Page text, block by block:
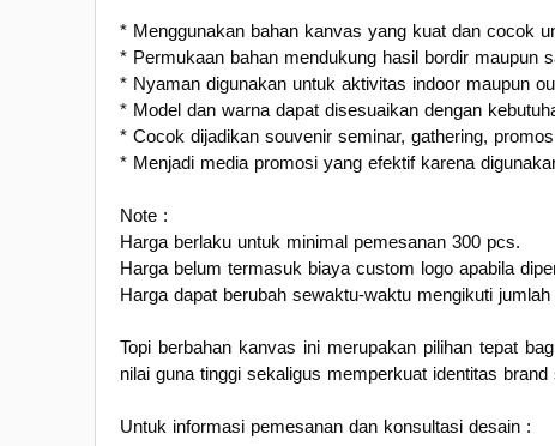
* Menggunakan bahan kanvas yang kuat dan cocok
* Permukaan bahan mendukung hasil bordir maupun
* Nyaman digunakan untuk aktivitas indoor maupun
* Model dan warna dapat disesuaikan dengan
* Cocok dijadikan souvenir seminar, gathering,
* Menjadi media promosi yang efektif karena
Note :
Harga berlaku untuk minimal pemesanan 300 pcs.
Harga belum termasuk biaya custom logo apabila
Harga dapat berubah sewaktu-waktu mengikuti
Topi berbahan kanvas ini merupakan pilihan tepat
nilai guna tinggi sekaligus memperkuat identitas brand
Untuk informasi pemesanan dan konsultasi desain :